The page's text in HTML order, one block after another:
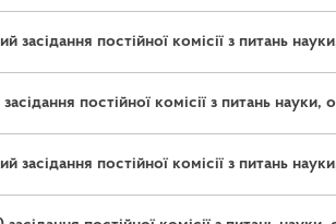
засідання постійної комісії з питань
постійної комісії з питань
засідання постійної комісії з питань